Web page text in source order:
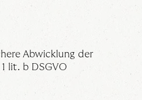
Abwicklung der
lit. b DSGVO